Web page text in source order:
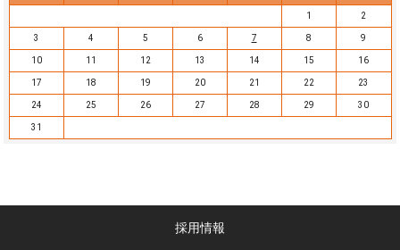
1 2
3 4 5 6 7 8 9
10 11 12 13 14 15 16
17 18 19 20 21 22 23
24 25 26 27 28 29 30
31
採用情報